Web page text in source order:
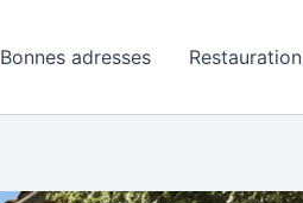
Bonnes adresses Restauration